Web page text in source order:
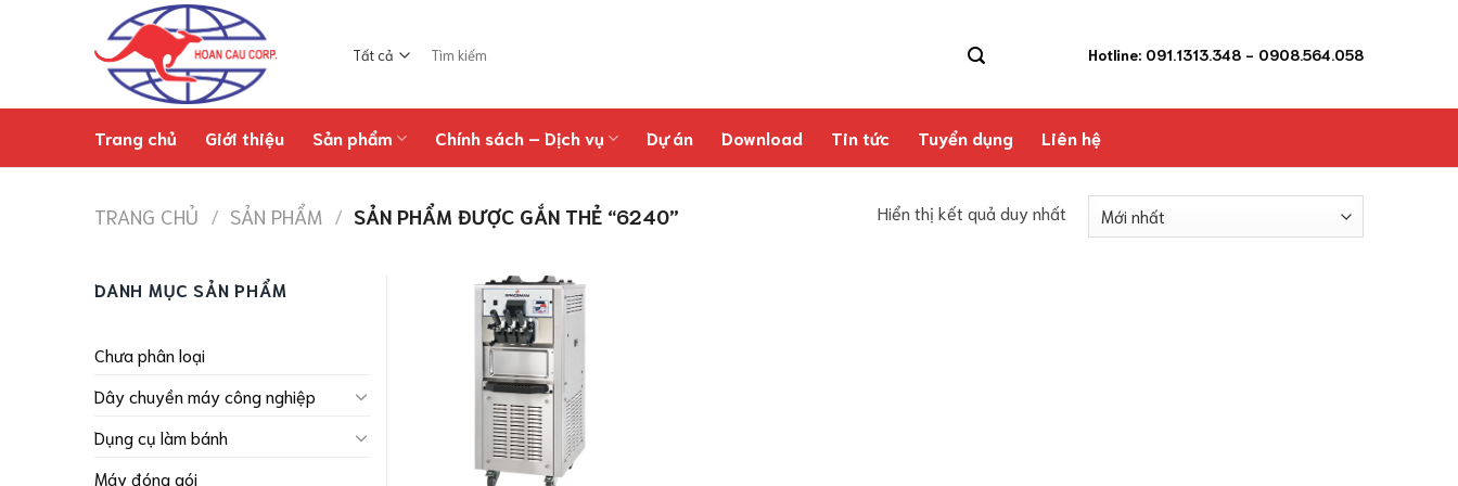
kiếm:
Hotline: 091.1313.348 - 0908.564.058
Trang chủ Giới thiệu Sản phẩm Chính sách – Dịch vụ Dự án Download Tin tức Tuyển dụng Liên hệ
TRANG CHỦ / SẢN PHẨM / SẢN PHẨM ĐƯỢC GẮN THẺ “6240” Hiển thị kết quả duy nhất
DANH MỤC SẢN PHẨM
Chưa phân loại
Dây chuyền máy công nghiệp
Dụng cụ làm bánh
Máy đóng gói